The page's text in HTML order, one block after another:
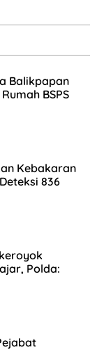
Balikpapan
BSPS
Kebakaran
836
Polda: